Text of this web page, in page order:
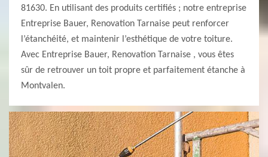
81630. En utilisant des produits certifiés ; notre entreprise
Entreprise Bauer, Renovation Tarnaise peut renforcer
l’étanchéité, et maintenir l’esthétique de votre toiture.
Avec Entreprise Bauer, Renovation Tarnaise , vous êtes
sûr de retrouver un toit propre et parfaitement étanche à
Montvalen.